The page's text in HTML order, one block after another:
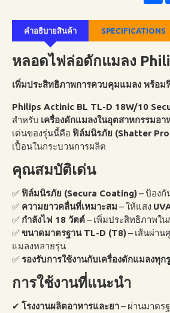
คำอธิบายสินค้า SPECIFICATIONS
หลอดไฟล่อดักแมลง
เพิ่มประสิทธิภาพการควบคุมแมลง พร้อ
Philips Actinic BL TL-D 18W/10
สำหรับ เครื่องดักแมลงในอุตสาหกรรมอา
เด่นของรุ่นนี้คือ ฟิล์มนิรภัย (Shatter
เปื้อนในกระบวนการผลิต
คุณสมบัติเด่น
✅ฟิล์มนิรภัย (Secura Coating)– ป้อง
✅ ความยาวคลื่นที่เหมาะสม – ให้แสง
✅ กำลังไฟ 18 วัตต์– เพิ่มประสิทธิภาพใ
✅ขนาดมาตรฐาน TL-D (T8)– เส้นผ่าน
แมลงหลายรุ่น
✅รองรับการใช้งานกับเครื่องดักแมลงทุก
การใช้งานที่แนะนำ
✔ โรงงานผลิตอาหารและยา– ผ่านมาตร